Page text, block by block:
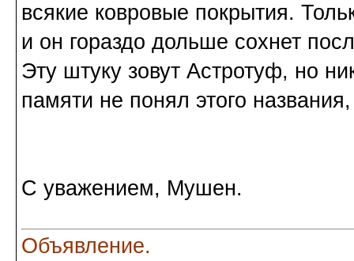
всякие ковровые покрытия.
и он гораздо дольше сохнет
Эту штуку зовут Астротуф, но
памяти не понял этого
С уважением, Мушен.
Объявление.